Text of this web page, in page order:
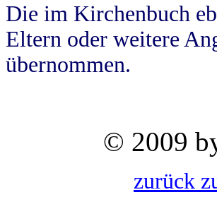
Die im Kirchenbuch
Eltern oder weitere
übernommen.
© 2009
zurück